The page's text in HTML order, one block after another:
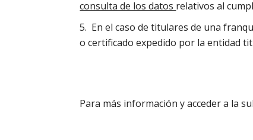
consulta de los datos relativos al
En el caso de titulares de una
o certificado expedido por la entidad
Para más información y acceder a la